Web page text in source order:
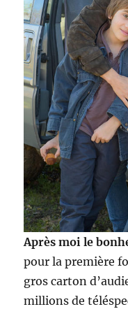
Après moi le
pour la première
gros carton
millions de